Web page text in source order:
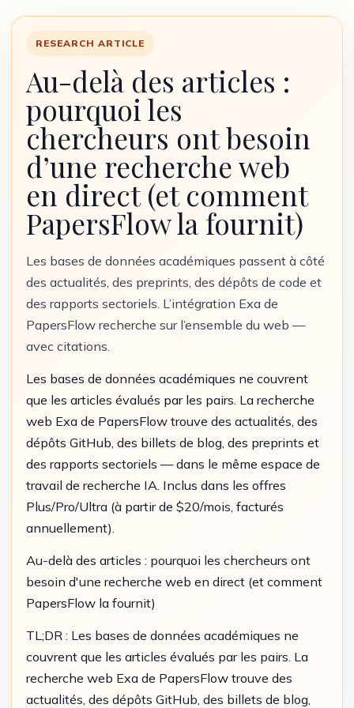
RESEARCH ARTICLE
Au-delà des articles :
pourquoi les
chercheurs ont besoin
d’une recherche web
en direct (et comment
PapersFlow la fournit)
Les bases de données académiques passent à côté
des actualités, des preprints, des dépôts de code et
des rapports sectoriels. L’intégration Exa de
PapersFlow recherche sur l’ensemble du web —
avec citations.
Les bases de données académiques ne couvrent
que les articles évalués par les pairs. La recherche
web Exa de PapersFlow trouve des actualités, des
dépôts GitHub, des billets de blog, des preprints et
des rapports sectoriels — dans le même espace de
travail de recherche IA. Inclus dans les offres
Plus/Pro/Ultra (à partir de $20/mois, facturés
annuellement).
Au-delà des articles : pourquoi les chercheurs ont
besoin d'une recherche web en direct (et comment
PapersFlow la fournit)
TL;DR : Les bases de données académiques ne
couvrent que les articles évalués par les pairs. La
recherche web Exa de PapersFlow trouve des
actualités, des dépôts GitHub, des billets de blog,